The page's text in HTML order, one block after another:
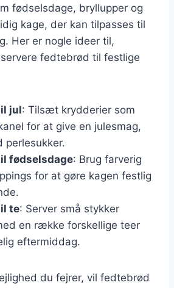
fødselsdage, bryllupper og
kage, der kan tilpasses til
Her er nogle ideer til,
fedtebrød til festlige
jul: Tilsæt krydderier som
for at give en julesmag,
perlesukker.
fødselsdage: Brug farverig
for at gøre kagen festlig
te: Server små stykker
en række forskellige teer
eftermiddag.
du fejrer, vil fedtebrød